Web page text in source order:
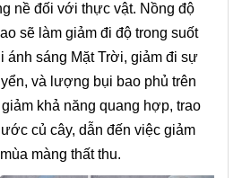
nề đối với thực vật. Nồng độ
sẽ làm giảm đi độ trong suốt
ánh sáng Mặt Trời, giảm đi sự
và lượng bụi bao phủ trên
khả năng quang hợp, trao
củ cây, dẫn đến việc giảm
màng thất thu.